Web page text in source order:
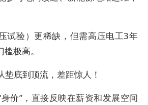
试验）更稀缺，但需高压电工3年
极高。
垫底到顶流，差距惊人！
价”，直接反映在薪资和发展空间